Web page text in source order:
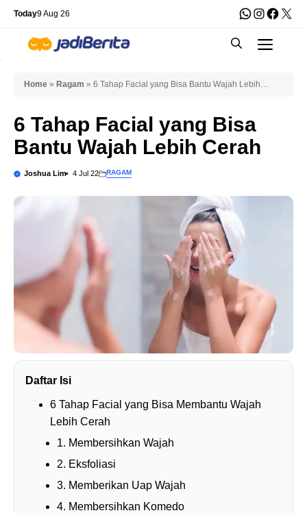
Skip
content
Today9 Aug 26 WhatsApp
X
Home » Ragam » 6 Tahap Facial yang Bisa Bantu Wajah Lebih
6 Tahap Facial yang Bisa
Bantu Wajah Lebih Cerah
Joshua Lim 4 Jul 22 RAGAM
Daftar Isi
6 Tahap Facial yang Bisa Membantu Wajah
Lebih Cerah
1. Membersihkan Wajah
2. Eksfoliasi
3. Memberikan Uap Wajah
4. Membersihkan Komedo